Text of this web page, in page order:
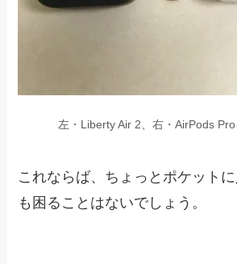
左・Liberty Air 2、右・AirPods Pro
これならば、ちょっとポケット
も困ることはないでしょう。